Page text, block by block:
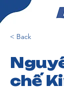
< Back
chế